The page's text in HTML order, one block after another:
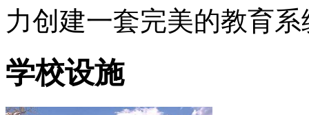
力创建一套完美的教育系
学校设施